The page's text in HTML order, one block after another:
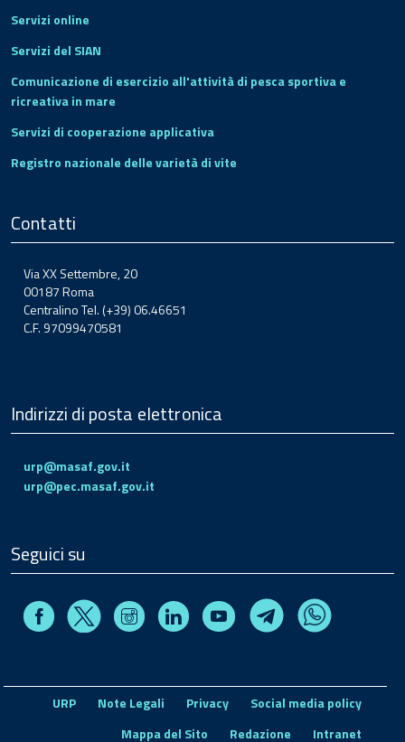
Servizi online
Servizi del SIAN
Comunicazione di esercizio all'attività di pesca sportiva e
ricreativa in mare
Servizi di cooperazione applicativa
Registro nazionale delle varietà di vite
Contatti
Via XX Settembre, 20
00187 Roma
Centralino Tel. (+39) 06.46651
C.F. 97099470581
Indirizzi di posta elettronica
urp@masaf.gov.it
urp@pec.masaf.gov.it
Seguici su
FacebookX InstagramLinkedin Youtube TelegramWhatsapp
URP Note Legali Privacy
Social media policy
Mappa del Sito
Redazione Intranet